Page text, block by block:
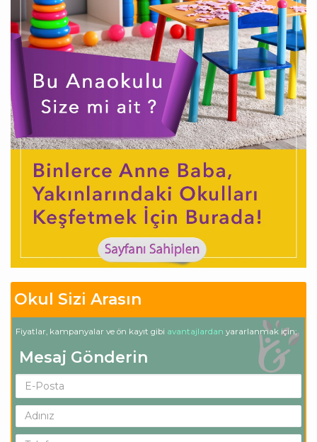
Okul Sizi Arasın
Fiyatlar, kampanyalar ve ön kayıt gibi avantajlardan yararlanmak için;
Mesaj Gönderin